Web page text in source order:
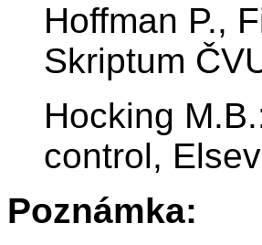
Hoffman P.,
Skriptum
Hocking
control,
Poznámka: